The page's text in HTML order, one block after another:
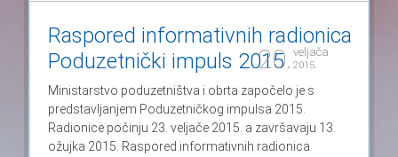
20. veljača
2015.
Raspored informativnih radionica
Poduzetnički impuls 2015
Ministarstvo poduzetništva i obrta započelo je s
predstavljanjem Poduzetničkog impulsa 2015.
Radionice počinju 23. veljače 2015. a završavaju 13.
ožujka 2015. Raspored informativnih radionica